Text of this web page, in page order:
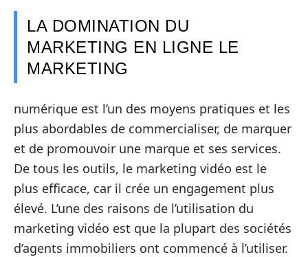
LA DOMINATION DU
MARKETING EN LIGNE LE
MARKETING
numérique est l’un des moyens pratiques et les
plus abordables de commercialiser, de marquer
et de promouvoir une marque et ses services.
De tous les outils, le marketing vidéo est le
plus efficace, car il crée un engagement plus
élevé. L’une des raisons de l’utilisation du
marketing vidéo est que la plupart des sociétés
d’agents immobiliers ont commencé à l’utiliser.